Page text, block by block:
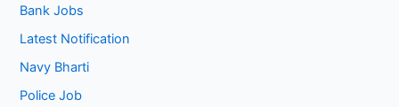
Bank Jobs
Latest Notification
Navy Bharti
Police Job